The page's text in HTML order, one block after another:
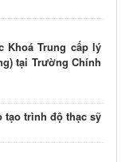
Khoá Trung cấp lý
tại Trường Chính
tạo trình độ thạc sỹ